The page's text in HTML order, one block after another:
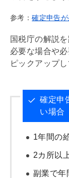
参考：確定申告
国税庁の解説
必要な場合や
ピックアップ
確定申
い場合
1年間の
2カ所以
副業で年